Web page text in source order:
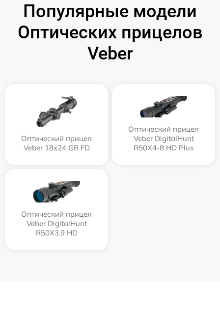
Популярные модели
Оптических прицелов
Veber
Оптический прицел
Veber 18x24 GB FD
Оптический прицел
Veber DigitalHunt
R50X4-8 HD Plus
Оптический прицел
Veber DigitalHunt
R50X3.9 HD